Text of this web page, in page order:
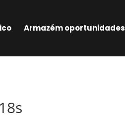
Armazém oportunidades